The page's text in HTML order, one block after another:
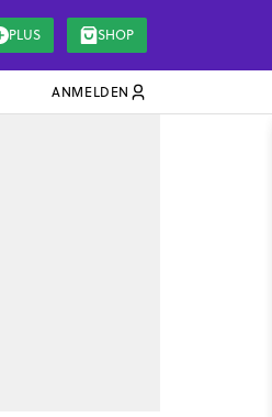
PLUS SHOP
ANMELDEN